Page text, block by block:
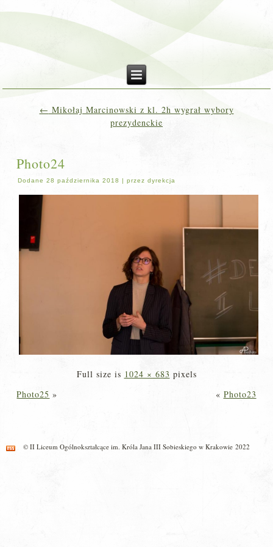
← Mikołaj Marcinowski z kl. 2h wygrał wybory
prezydenckie
Photo24
Dodane 28 października 2018 |przez dyrekcja
Full size is 1024 × 683 pixels
Photo25 » « Photo23
© II Liceum Ogólnokształcące im. Króla Jana III Sobieskiego w Krakowie 2022